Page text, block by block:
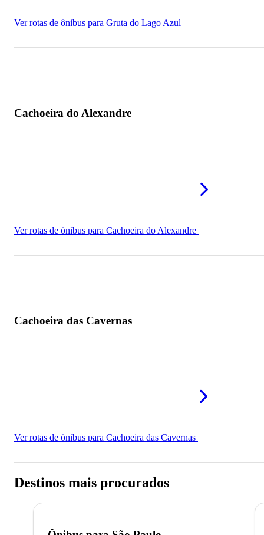
Ver rotas de ônibus para Gruta do Lago Azul
Cachoeira do Alexandre
Ver rotas de ônibus para Cachoeira do Alexandre
Cachoeira das Cavernas
Ver rotas de ônibus para Cachoeira das Cavernas
Destinos mais procurados